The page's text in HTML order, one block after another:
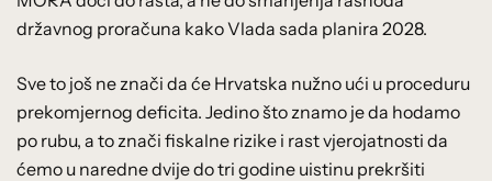
državnog proračuna kako Vlada sada planira 2028.
Sve to još ne znači da će Hrvatska nužno ući u proceduru
prekomjernog deficita. Jedino što znamo je da hodamo
po rubu, a to znači fiskalne rizike i rast vjerojatnosti da
ćemo u naredne dvije do tri godine uistinu prekršiti